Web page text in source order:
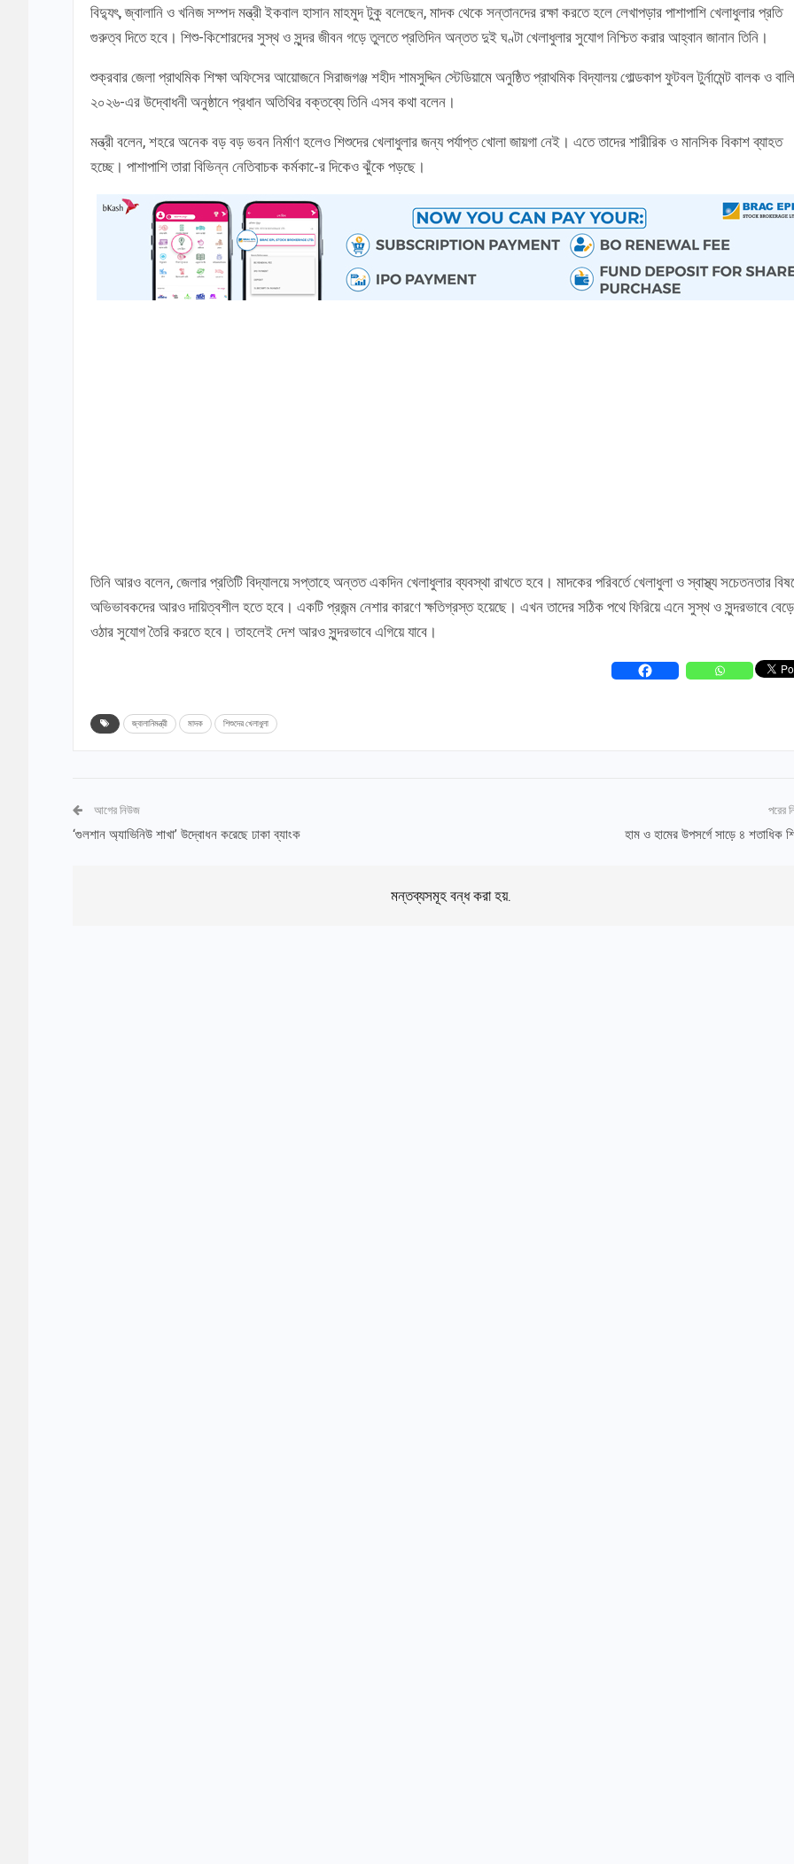
বিদ্যুৎ, জ্বালানি ও খনিজ সম্পদ মন্ত্রী ইকবাল হাসান মাহমুদ টুকু বলেছেন, মাদক থেকে সন্তানদের রক্ষা করতে হলে লেখাপড়ার পাশাপাশি খেলাধুলার প্রতি
গুরুত্ব দিতে হবে। শিশু-কিশোরদের সুস্থ ও সুন্দর জীবন গড়ে তুলতে প্রতিদিন অন্তত দুই ঘণ্টা খেলাধুলার সুযোগ নিশ্চিত করার আহ্বান জানান তিনি।
শুক্রবার জেলা প্রাথমিক শিক্ষা অফিসের আয়োজনে সিরাজগঞ্জ শহীদ শামসুদ্দিন স্টেডিয়ামে অনুষ্ঠিত প্রাথমিক বিদ্যালয় গোল্ডকাপ ফুটবল টুর্নামেন্ট বালক ও
২০২৬-এর উদ্বোধনী অনুষ্ঠানে প্রধান অতিথির বক্তব্যে তিনি এসব কথা বলেন।
মন্ত্রী বলেন, শহরে অনেক বড় বড় ভবন নির্মাণ হলেও শিশুদের খেলাধুলার জন্য পর্যাপ্ত খোলা জায়গা নেই। এতে তাদের শারীরিক ও মানসিক বিকাশ ব্যাহত
হচ্ছে। পাশাপাশি তারা বিভিন্ন নেতিবাচক কর্মকা-ের দিকেও ঝুঁকে পড়ছে।
তিনি আরও বলেন, জেলার প্রতিটি বিদ্যালয়ে সপ্তাহে অন্তত একদিন খেলাধুলার ব্যবস্থা রাখতে হবে। মাদকের পরিবর্তে খেলাধুলা ও স্বাস্থ্য সচেতনতার
অভিভাবকদের আরও দায়িত্বশীল হতে হবে। একটি প্রজন্ম নেশার কারণে ক্ষতিগ্রস্ত হয়েছে। এখন তাদের সঠিক পথে ফিরিয়ে এনে সুস্থ ও সুন্দরভাবে বেড়ে
ওঠার সুযোগ তৈরি করতে হবে। তাহলেই দেশ আরও সুন্দরভাবে এগিয়ে যাবে।
জ্বালানিমন্ত্রী মাদক শিশুদের খেলাধুলা
আগের নিউজ
‘গুলশান অ্যাভিনিউ শাখা’ উদ্বোধন করেছে ঢাকা ব্যাংক
পরের
হাম ও হামের উপসর্গে সাড়ে ৪ শতাধিক
মন্তব্যসমূহ বন্ধ করা হয়.